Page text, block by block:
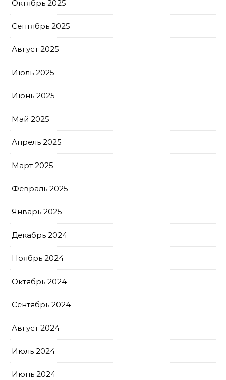
Октябрь 2025
Сентябрь 2025
Август 2025
Июль 2025
Июнь 2025
Май 2025
Апрель 2025
Март 2025
Февраль 2025
Январь 2025
Декабрь 2024
Ноябрь 2024
Октябрь 2024
Сентябрь 2024
Август 2024
Июль 2024
Июнь 2024